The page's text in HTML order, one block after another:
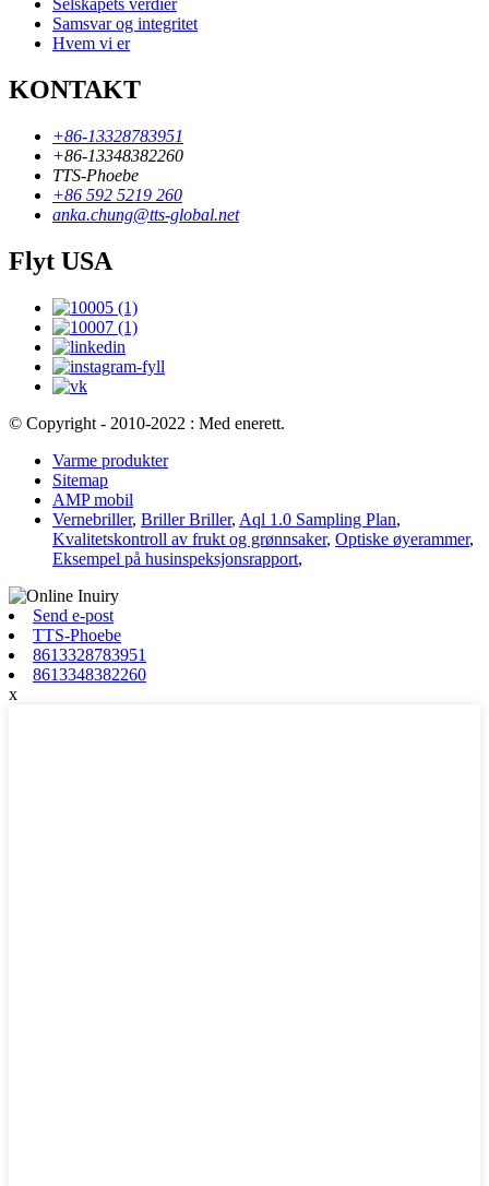
Selskapets verdier
Samsvar og integritet
Hvem vi er
KONTAKT
+86-13328783951
+86-13348382260
TTS-Phoebe
+86 592 5219 260
anka.chung@tts-global.net
Flyt USA
© Copyright - 2010-2022 : Med enerett.
Varme produkter
Sitemap
AMP mobil
Vernebriller, Briller Briller, Aql 1.0 Sampling Plan,
Kvalitetskontroll av frukt og grønnsaker, Optiske øyerammer,
Eksempel på husinspeksjonsrapport,
Send e-post
TTS-Phoebe
8613328783951
8613348382260
x